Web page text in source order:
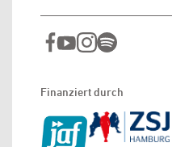
Finanziert durch